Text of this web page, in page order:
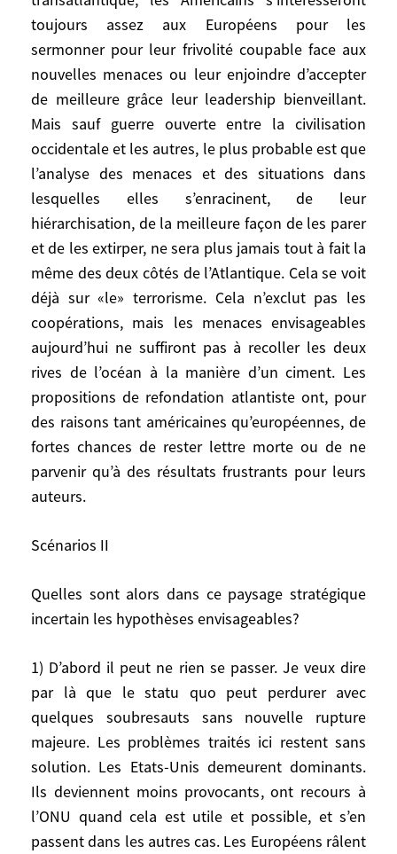
toujours assez aux Européens pour les
sermonner pour leur frivolité coupable face aux
nouvelles menaces ou leur enjoindre d’accepter
de meilleure grâce leur leadership bienveillant.
Mais sauf guerre ouverte entre la civilisation
occidentale et les autres, le plus probable est que
l’analyse des menaces et des situations dans
lesquelles elles s’enracinent, de leur
hiérarchisation, de la meilleure façon de les parer
et de les extirper, ne sera plus jamais tout à fait la
même des deux côtés de l’Atlantique. Cela se voit
déjà sur «le» terrorisme. Cela n’exclut pas les
coopérations, mais les menaces envisageables
aujourd’hui ne suffiront pas à recoller les deux
rives de l’océan à la manière d’un ciment. Les
propositions de refondation atlantiste ont, pour
des raisons tant américaines qu’européennes, de
fortes chances de rester lettre morte ou de ne
parvenir qu’à des résultats frustrants pour leurs
auteurs.
Scénarios II
Quelles sont alors dans ce paysage stratégique
incertain les hypothèses envisageables?
1) D’abord il peut ne rien se passer. Je veux dire
par là que le statu quo peut perdurer avec
quelques soubresauts sans nouvelle rupture
majeure. Les problèmes traités ici restent sans
solution. Les Etats-Unis demeurent dominants.
Ils deviennent moins provocants, ont recours à
l’ONU quand cela est utile et possible, et s’en
passent dans les autres cas. Les Européens râlent
optimiste, sauf si la France, l’Allemagne et
la Grande Bretagne s’y emploient sans faux
semblant, avec courage et constance. En
tout cas, on ne voit pas ce mouvement être
encouragé par les Etats-Unis d’aujourd’hui.
Le Sud et l’Ouest avec leurs
préoccupations asiatiques ou latino-
américaines compteront de plus en plus,
tandis que la vieille Nouvelle Angleterre
pèsera de moins en moins. La composition
de la population se modifie. Pour
l’Amérique qui vient, l’Europe n’est perçue
ni comme une menace, ni comme un
enjeu, ni comme une solution. Restent
alors les souvenirs, la nostalgie des
cousinages, le lien particulier avec la
Grande-Bretagne, l’art de vivre, la culture,
ressorts insuffisants. Certes les hasards
électoraux peuvent ramener un jour à la
Maison Blanche un candidat issu de la
Côte Est, des tentatives méritoires peuvent
avoir lieu pour resserrer les liens dans le
Américains s’intéresseront toujours assez
leur frivolité coupable face aux nouvelles
menaces ou leur enjoindre d’accepter de
bienveillant. Mais sauf guerre ouverte entre
la civilisation occidentale et les autres, le
plus probable est que l’analyse des
menaces et des situations dans lesquelles
elles s’enracinent, de leur hiérarchisation,
de la meilleure façon de les parer et de les
extirper, ne sera plus jamais tout à fait la
même des deux côtés de l’Atlantique. Cela
se voit déjà sur «le» terrorisme. Cela